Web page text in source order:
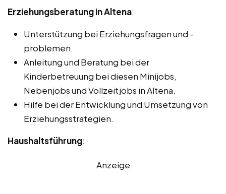
Erziehungsberatung in Altena:
Unterstützung bei Erziehungsfragen und -
problemen.
Anleitung und Beratung bei der
Kinderbetreuung bei diesen Minijobs,
Nebenjobs und Vollzeitjobs in Altena.
Hilfe bei der Entwicklung und Umsetzung von
Erziehungsstrategien.
Haushaltsführung:
Anzeige